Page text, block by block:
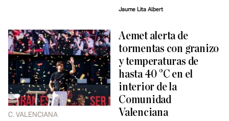
Jaume Lita Albert
C. VALENCIANA
Aemet alerta de
tormentas con granizo
y temperaturas de
hasta 40 °C en el
interior de la
Comunidad
Valenciana